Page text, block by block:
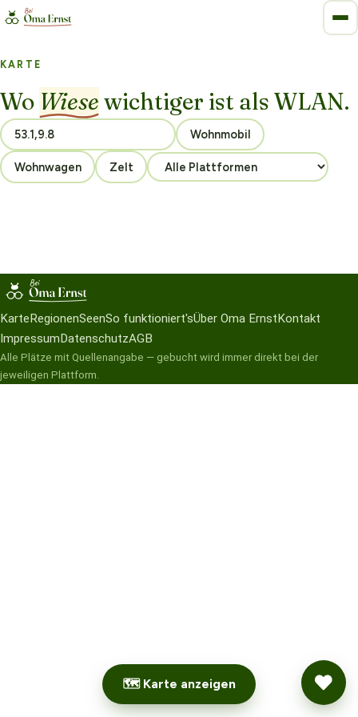
KARTE
Wo Wiesewichtiger ist als WLAN.
Wohnmobil
Wohnwagen Zelt
🗺 Karte anzeigen
Karte RegionenSeenSo funktioniert'sÜber Oma Ernst Kontakt
Impressum DatenschutzAGB
Alle Plätze mit Quellenangabe — gebucht wird immer direkt bei der
jeweiligen Plattform.